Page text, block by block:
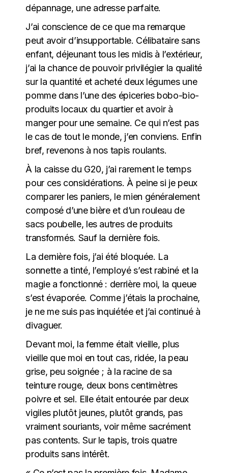
dépannage, une adresse parfaite.
J’ai conscience de ce que ma remarque
peut avoir d’insupportable. Célibataire sans
enfant, déjeunant tous les midis à l’extérieur,
j’ai la chance de pouvoir privilégier la qualité
sur la quantité et acheté deux légumes une
pomme dans l’une des épiceries bobo-bio-
produits locaux du quartier et avoir à
manger pour une semaine. Ce qui n’est pas
le cas de tout le monde, j’en conviens. Enfin
bref, revenons à nos tapis roulants.
À la caisse du G20, j’ai rarement le temps
pour ces considérations. À peine si je peux
comparer les paniers, le mien généralement
composé d’une bière et d’un rouleau de
sacs poubelle, les autres de produits
transformés. Sauf la dernière fois.
La dernière fois, j’ai été bloquée. La
sonnette a tinté, l’employé s’est rabiné et la
magie a fonctionné : derrière moi, la queue
s’est évaporée. Comme j’étais la prochaine,
je ne me suis pas inquiétée et j’ai continué à
divaguer.
Devant moi, la femme était vieille, plus
vieille que moi en tout cas, ridée, la peau
grise, peu soignée ; à la racine de sa
teinture rouge, deux bons centimètres
poivre et sel. Elle était entourée par deux
vigiles plutôt jeunes, plutôt grands, pas
vraiment souriants, voir même sacrément
pas contents. Sur le tapis, trois quatre
produits sans intérêt.